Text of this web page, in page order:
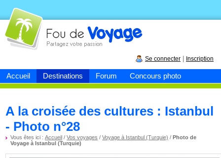
Accueil Destinations Forum Concours photo
Fou devoyage
Se connecter Inscription
A la croisée des cultures : Istanbul
- Photo n°28
Vous êtes ici :Accueil /Vos voyages /Voyage à Istanbul (Turquie) /Photo de
Voyage à Istanbul (Turquie)